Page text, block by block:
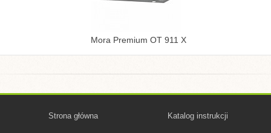
Mora Premium OT 911 X
Strona główna Katalog instrukcji